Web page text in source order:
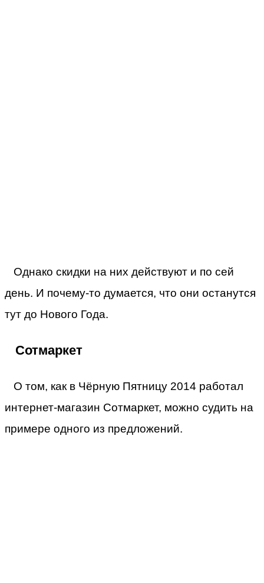
Однако скидки на них действуют и по сей
день. И почему-то думается, что они останутся
тут до Нового Года.
Сотмаркет
О том, как в Чёрную Пятницу 2014 работал
интернет-магазин Сотмаркет, можно судить на
примере одного из предложений.